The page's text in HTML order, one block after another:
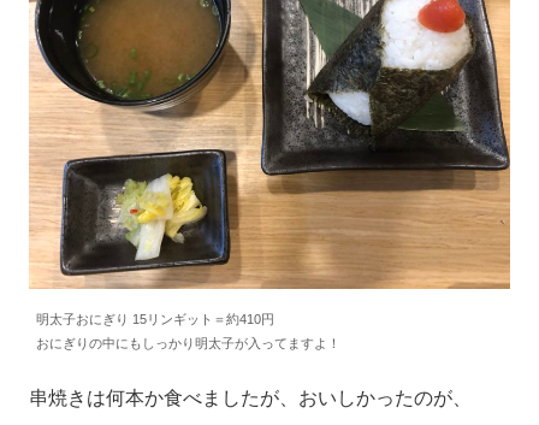
明太子おにぎり 15リンギット＝約410円
おにぎりの中にもしっかり明太子が入ってますよ！
串焼きは何本か食べましたが、おいしかったのが、